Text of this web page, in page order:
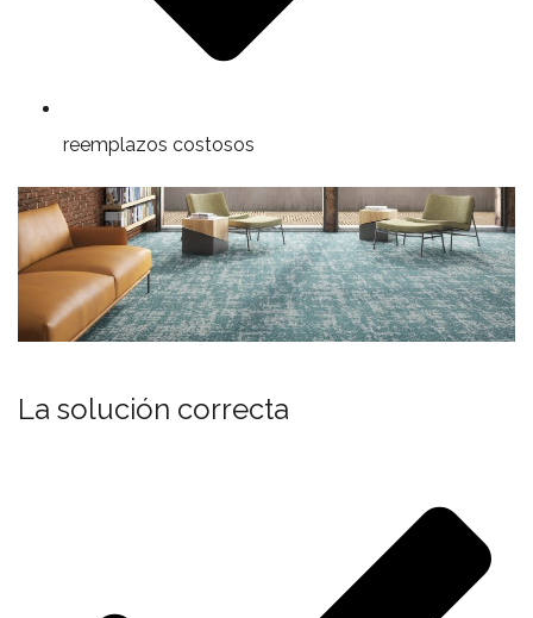
reemplazos costosos
La solución correcta